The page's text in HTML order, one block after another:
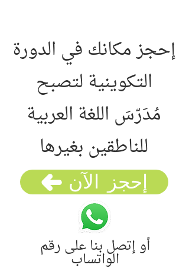
إحجز مكانك في الدورة
التكوينية لتصبح
مُدَرّسَ اللغة العربية
للناطقين بغيرها
إحجز الآن
أو إتصل بنا على رقم
الواتساب